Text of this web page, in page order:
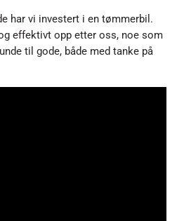
har vi investert i en tømmerbil.
effektivt opp etter oss, noe som
til gode, både med tanke på